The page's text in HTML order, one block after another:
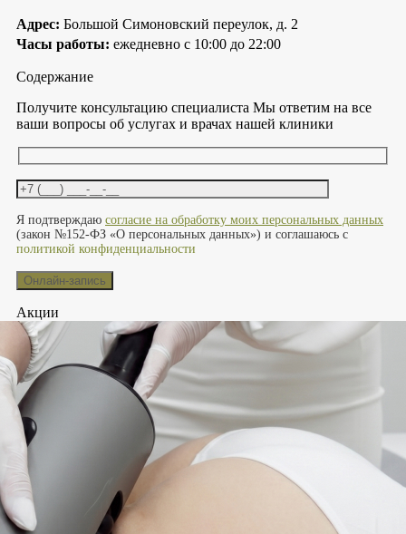
Адрес: Большой Симоновский переулок, д. 2
Часы работы: ежедневно с 10:00 до 22:00
Содержание
Получите консультацию специалиста Мы ответим на все
ваши вопросы об услугах и врачах нашей клиники
Я подтверждаю согласие на обработку моих персональных данных
(закон №152-ФЗ «О персональных данных») и соглашаюсь с
политикой конфиденциальности
Акции